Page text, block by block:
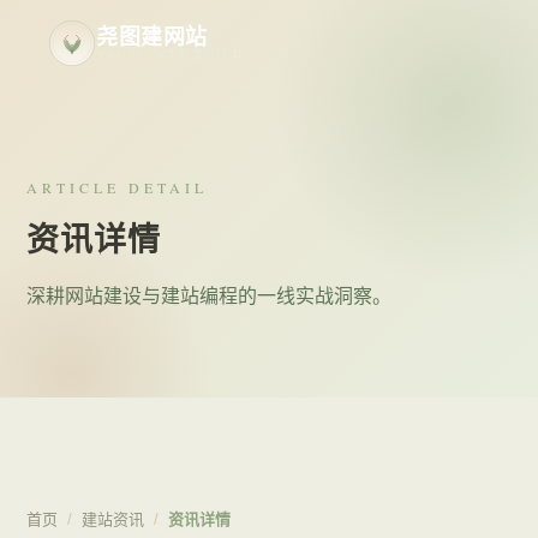
尧图建网站
ARTICLE DETAIL
资讯详情
深耕网站建设与建站编程的一线实战洞察。
首页 / 建站资讯 / 资讯详情